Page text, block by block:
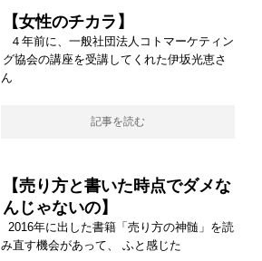
【女性のチカラ】
４年前に、一般社団法人コトマーケティン
グ協会の講座を受講してくれた伊坂光恵さ
ん
記事を読む
【売り方と書いた時点でダメな
んじゃないの】
2016年に出した書籍「売り方の神髄」を読
み直す機会があって、 ふと感じた